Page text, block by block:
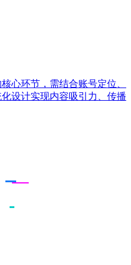
心环节，需结合账号定位、
设计实现内容吸引力、传播